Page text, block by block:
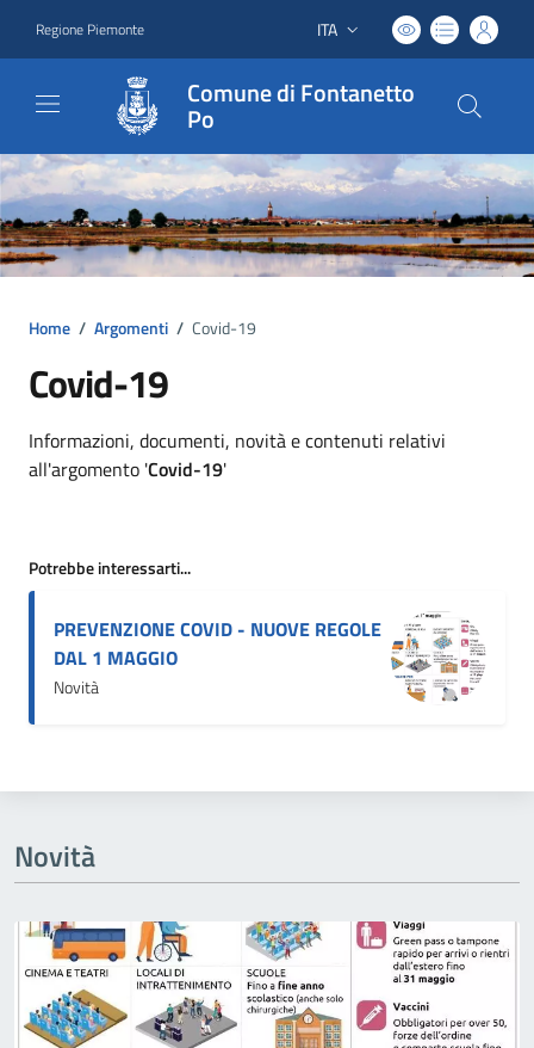
Regione Piemonte Lingua attiva:
ITA
Comune di Fontanetto
Po
Home / Argomenti / Covid-19
Covid-19
Dettagli argomento
Informazioni, documenti, novità e contenuti relativi
all'argomento 'Covid-19'
Potrebbe interessarti...
PREVENZIONE COVID - NUOVE REGOLE
DAL 1 MAGGIO
Novità
Novità